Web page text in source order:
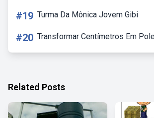
#19 Turma Da Mônica Jovem Gibi
#20 Transformar Centímetros Em
Related Posts